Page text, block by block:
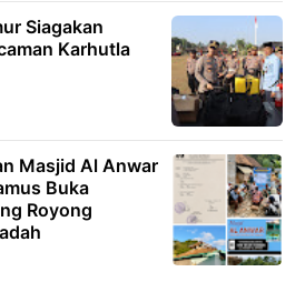
Siagakan
Karhutla
Masjid Al Anwar
Buka
Royong